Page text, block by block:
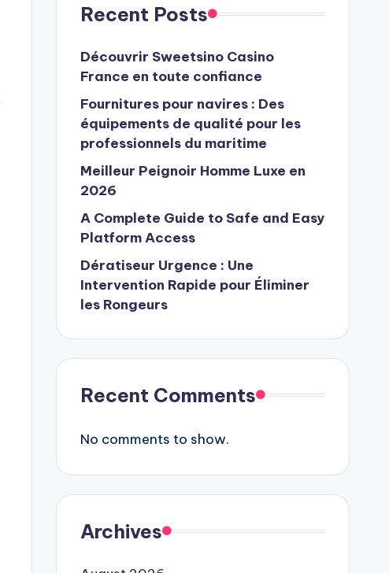
Recent Posts
Découvrir Sweetsino Casino
France en toute confiance
Fournitures pour navires : Des
équipements de qualité pour les
professionnels du maritime
Meilleur Peignoir Homme Luxe en
2026
A Complete Guide to Safe and Easy
Platform Access
Dératiseur Urgence : Une
Intervention Rapide pour Éliminer
les Rongeurs
Recent Comments
No comments to show.
Archives